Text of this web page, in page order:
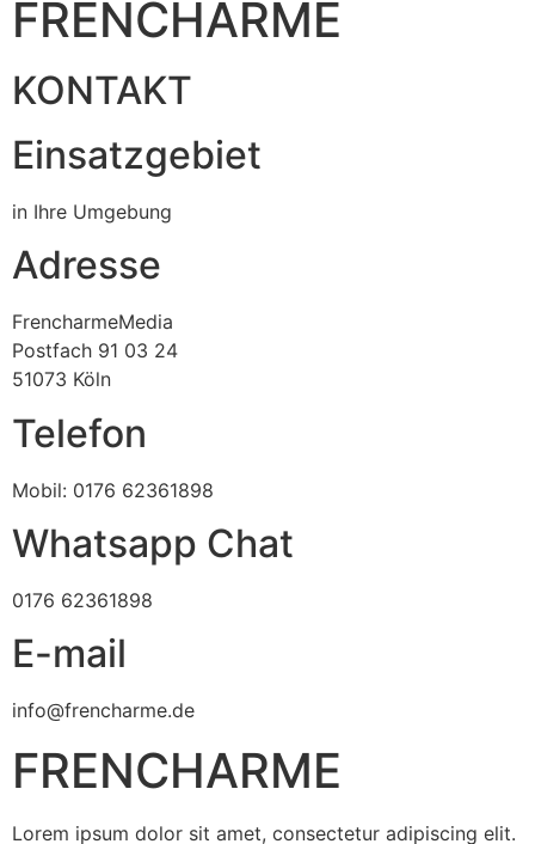
FRENCHARME
KONTAKT
Einsatzgebiet
in Ihre Umgebung
Adresse
FrencharmeMedia
Postfach 91 03 24
51073 Köln
Telefon
Mobil: 0176 62361898
Whatsapp Chat
0176 62361898
E-mail
info@frencharme.de
FRENCHARME
Lorem ipsum dolor sit amet, consectetur adipiscing elit.